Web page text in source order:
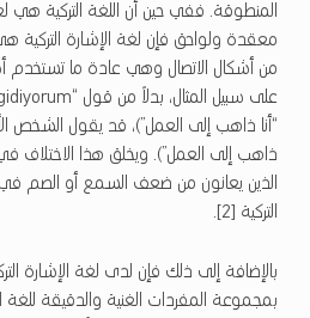
المنطوقة. ففي حين أن اللغة التركية هي
معقدة ولواحق فإن لغة الإشارة التركية
من أشكال الاتصال وهي عادة ما تستخدم
ذاهب إلى العمل”). ويخلق هذا الاختلاف في
الذين يعانون من ضعف السمع أو الصم في
التركية [2].
بالإضافة إلى ذلك فإن لدى لغة الإشارة
بمجموعة المفردات الغنية والدقيقة للغة